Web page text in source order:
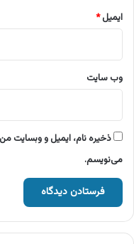
ایمیل*
وب‌ سایت
ذخیره نام، ایمیل و وبسایت
می‌نویسم.